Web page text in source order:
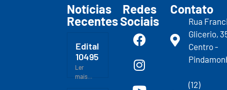
Notícias
Recentes
Edital
10495
Ler
mais...
Redes
Sociais
Contato
Rua
Glicerio,
Centro -
(12)